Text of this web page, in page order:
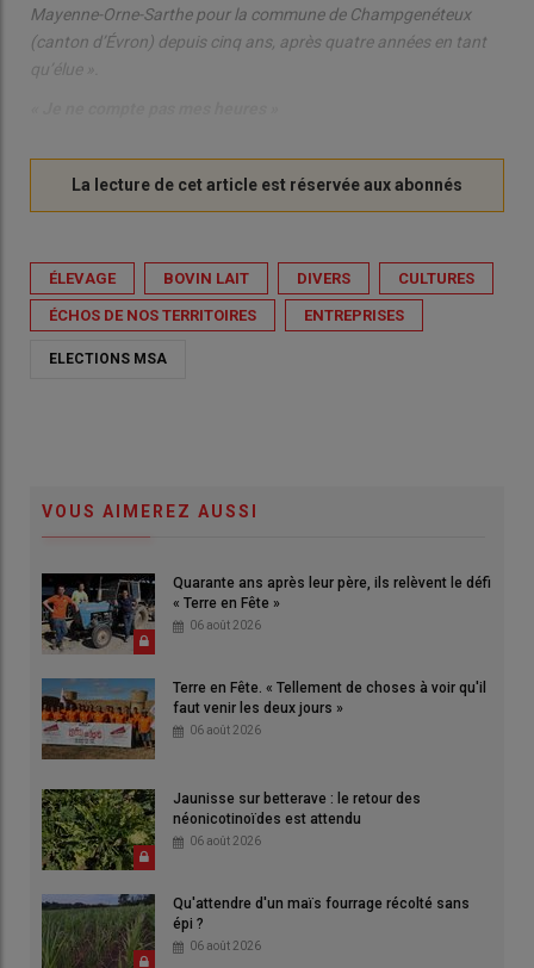
Mayenne-Orne-Sarthe pour la commune de Champgenéteux
(canton d’Évron) depuis cinq ans, après quatre années en tant
qu’élue ».
ÉLEVAGE BOVIN LAIT DIVERS CULTURES
ÉCHOS DE NOS TERRITOIRES ENTREPRISES
ELECTIONS MSA
VOUS AIMEREZ AUSSI
Quarante ans après leur père, ils relèvent le défi
« Terre en Fête »
06 août 2026
Terre en Fête. « Tellement de choses à voir qu'il
faut venir les deux jours »
06 août 2026
Jaunisse sur betterave : le retour des
néonicotinoïdes est attendu
06 août 2026
Qu'attendre d'un maïs fourrage récolté sans
épi ?
06 août 2026